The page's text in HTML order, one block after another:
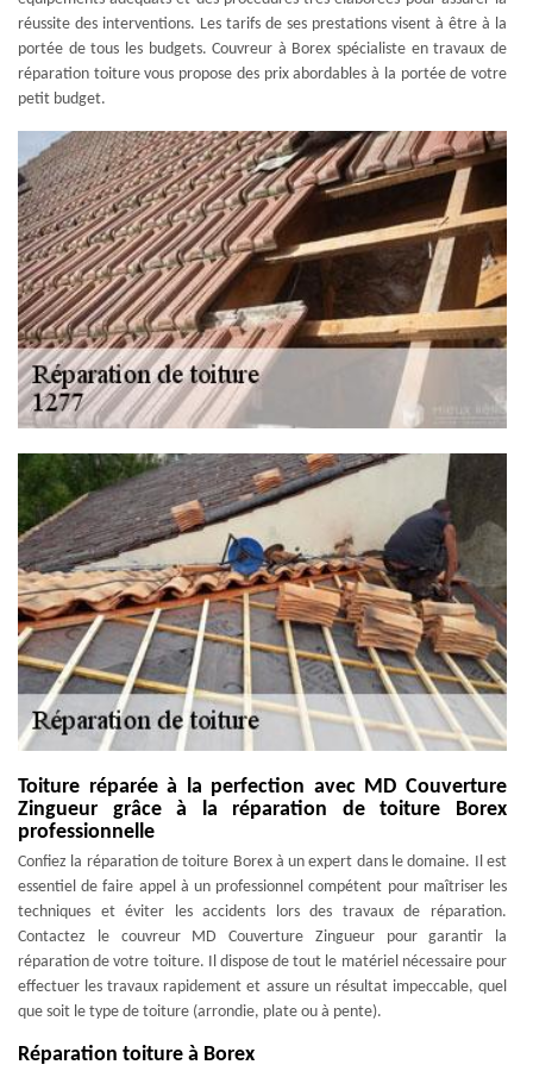
réussite des interventions. Les tarifs de ses prestations visent à être à la
portée de tous les budgets. Couvreur à Borex spécialiste en travaux de
réparation toiture vous propose des prix abordables à la portée de votre
petit budget.
Toiture réparée à la perfection avec MD Couverture
Zingueur grâce à la réparation de toiture Borex
professionnelle
Confiez la réparation de toiture Borex à un expert dans le domaine. Il est
essentiel de faire appel à un professionnel compétent pour maîtriser les
techniques et éviter les accidents lors des travaux de réparation.
Contactez le couvreur MD Couverture Zingueur pour garantir la
réparation de votre toiture. Il dispose de tout le matériel nécessaire pour
effectuer les travaux rapidement et assure un résultat impeccable, quel
que soit le type de toiture (arrondie, plate ou à pente).
Réparation toiture à Borex